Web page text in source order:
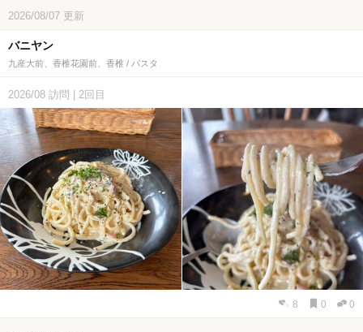
2026/08/07 更新
バニヤン
九産大前、香椎花園前、香椎 / パスタ
2026/08 訪問 2回目
8 0 0